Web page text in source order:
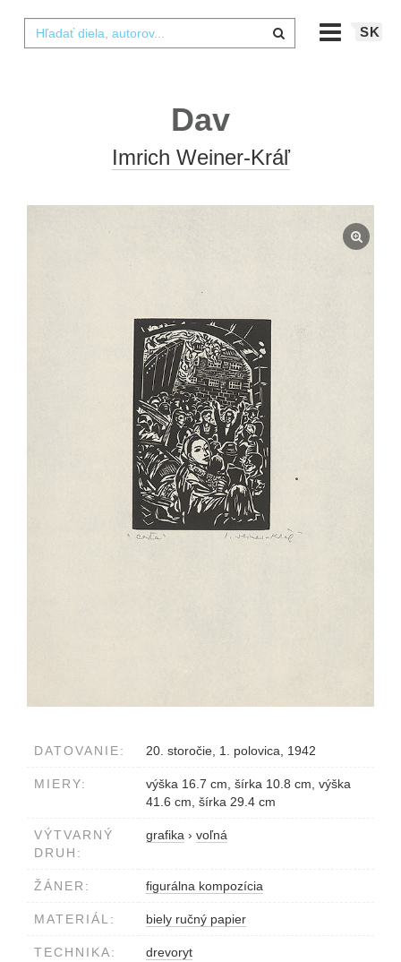
SK
Dav
Imrich Weiner-Kráľ
DATOVANIE: 20. storočie, 1. polovica, 1942
MIERY:
výška 16.7 cm, šírka 10.8 cm, výška
41.6 cm, šírka 29.4 cm
VÝTVARNÝ
DRUH:
grafika › voľná
ŽÁNER: figurálna kompozícia
MATERIÁL: biely ručný papier
TECHNIKA: drevoryt